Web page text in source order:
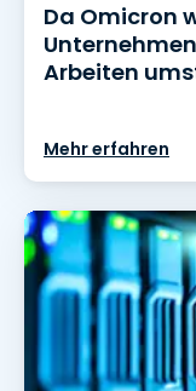
Da Omicron
Arbeiten
Mehr erfahren